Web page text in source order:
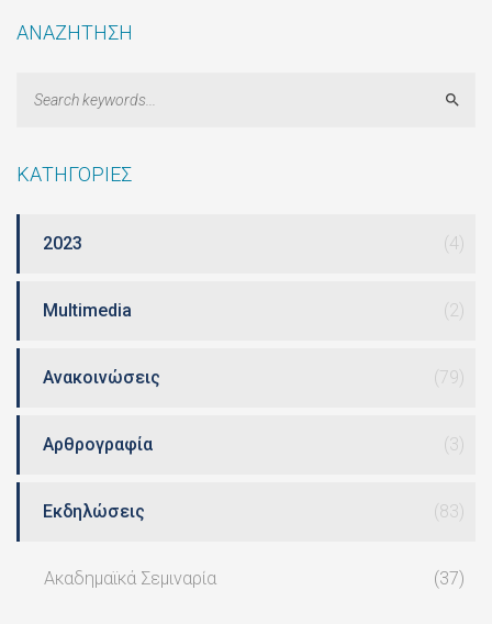
ΑΝΑΖΗΤΗΣΗ
ΚΑΤΗΓΟΡΙΕΣ
2023 (4)
Multimedia (2)
Ανακοινώσεις (79)
Αρθρογραφία (3)
Εκδηλώσεις (83)
Ακαδημαϊκά Σεμιναρία (37)